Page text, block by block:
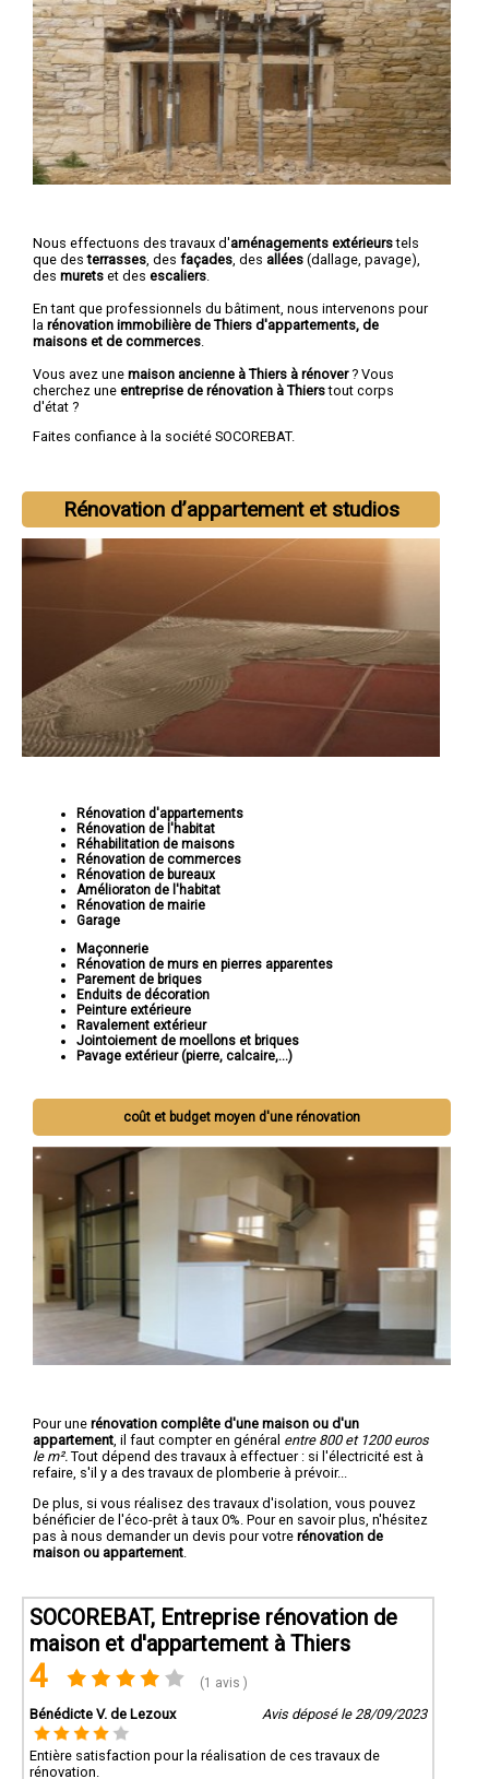
Nous effectuons des travaux d'aménagements extérieurstels
que desterrasses , des façades , des allées (dallage, pavage),
des murets et des escaliers
En tant que professionnels du bâtiment, nous intervenons pour
la rénovation immobilière de Thiers d'appartements, de
maisons et de commerces
Vous avez une maison ancienne à Thiers à rénover? Vous
cherchez une entreprise de rénovation à Thierstout corps
d'état ?
Faites confiance à la société SOCOREBAT.
Rénovation d’appartement et studios
Rénovation d'appartements
Rénovation de l'habitat
Réhabilitation de maisons
Rénovation de commerces
Rénovation de bureaux
Amélioraton de l'habitat
Rénovation de mairie
Garage
Maçonnerie
Rénovation de murs en pierres apparentes
Parement de briques
Enduits de décoration
Peinture extérieure
Ravalement extérieur
Jointoiement de moellons et briques
Pavage extérieur (pierre, calcaire,...)
coût et budget moyen d'une rénovation
Pour une rénovation complête d'une maison ou d'un
appartement , il faut compter en général entre 800 et 1200 euros
le m². Tout dépend des travaux à effectuer : si l'électricité est à
refaire, s'il y a des travaux de plomberie à prévoir...
De plus, si vous réalisez des travaux d'isolation, vous pouvez
bénéficier de l'éco-prêt à taux 0%. Pour en savoir plus, n'hésitez
pas à nous demander un devis pour votre rénovation de
maison ou appartement
SOCOREBAT, Entreprise rénovation de
maison et d'appartement à Thiers
4 (1 avis )
Bénédicte V. de Lezoux Avis déposé le 28/09/2023
Entière satisfaction pour la réalisation de ces travaux de
rénovation.